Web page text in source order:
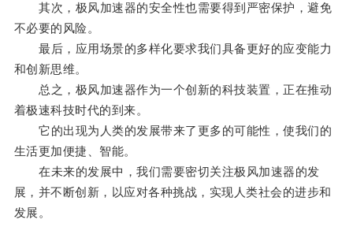
其次，极风加速器的安全性也需要得到严密保护，避免
不必要的风险。
最后，应用场景的多样化要求我们具备更好的应变能力
和创新思维。
总之，极风加速器作为一个创新的科技装置，正在推动
着极速科技时代的到来。
它的出现为人类的发展带来了更多的可能性，使我们的
生活更加便捷、智能。
在未来的发展中，我们需要密切关注极风加速器的发
展，并不断创新，以应对各种挑战，实现人类社会的进步和
发展。